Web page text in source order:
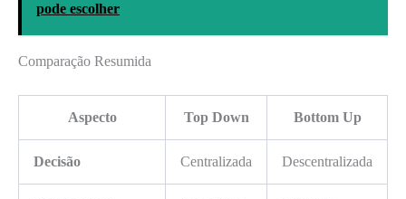
pode escolher
Comparação Resumida
Aspecto Top Down Bottom Up
Decisão Centralizada Descentralizada